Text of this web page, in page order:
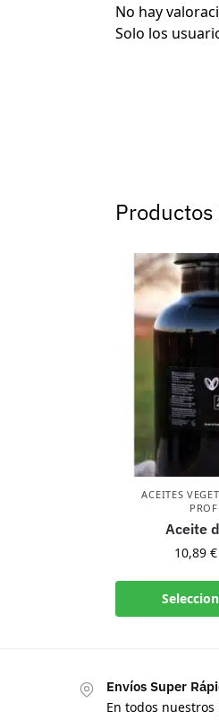
No hay
Solo los
ACEITES
Aceite
10,89 €
Envíos Super
En todos nuestros